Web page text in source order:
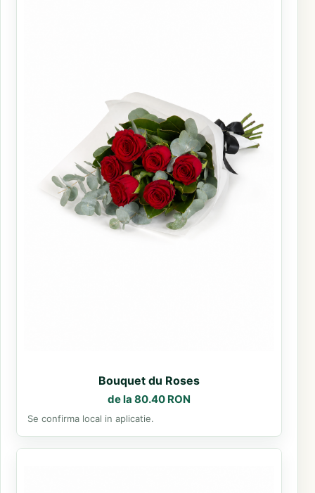
Bouquet du Roses
de la 80.40 RON
Se confirma local in aplicatie.